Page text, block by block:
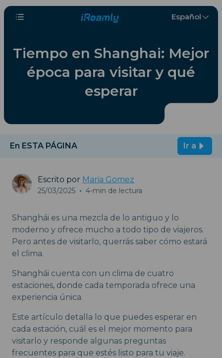
Español
Tiempo en Shanghai: Mejor
época para visitar y qué
esperar
En ESTA PÁGINA Ir a
Escrito por Maria Gomez
25/03/2025 • 4-min de lectura
Shanghái es una mezcla de lo antiguo y lo
moderno y ofrece mucho a todo tipo de viajeros.
Pero antes de visitarlo, querrás saber cómo estará
el clima.
Shanghái cuenta con un clima de cuatro
estaciones, donde cada temporada ofrece una
experiencia única.
Este artículo detalla lo que puedes esperar en
cada estación, cuál es el mejor momento para
visitarlo y responde algunas preguntas
frecuentes para que estés listo para tu viaje.